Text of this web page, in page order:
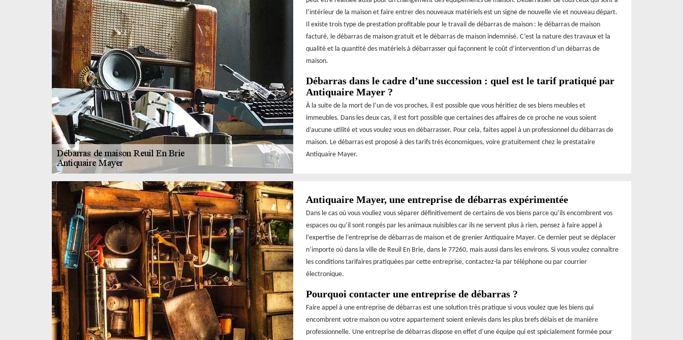
l’intérieur de la maison et faire entrer des nouveaux matériels est un signe de nouvelle vie et nouveau départ.
Il existe trois type de prestation profitable pour le travail de débarras de maison : le débarras de maison
facturé, le débarras de maison gratuit et le débarras de maison indemnisé. C’est la nature des travaux et la
qualité et la quantité des matériels à débarrasser qui façonnent le coût d’intervention d’un débarras de
maison.
Débarras dans le cadre d’une succession : quel est le tarif pratiqué par
Antiquaire Mayer ?
À la suite de la mort de l’un de vos proches, il est possible que vous héritiez de ses biens meubles et
immeubles. Dans les deux cas, il est fort possible que certaines des affaires de ce proche ne vous soient
d’aucune utilité et vous voulez vous en débarrasser. Pour cela, faites appel à un professionnel du débarras de
maison. Le débarras est proposé à des tarifs très économiques, voire gratuitement chez le prestataire
Antiquaire Mayer.
Antiquaire Mayer, une entreprise de débarras expérimentée
Dans le cas où vous vouliez vous séparer définitivement de certains de vos biens parce qu’ils encombrent vos
espaces ou qu’il sont rongés par les animaux nuisibles car ils ne servent plus à rien, pensez à faire appel à
l’expertise de l’entreprise de débarras de maison et de grenier Antiquaire Mayer. Ce dernier peut se déplacer
n’importe où dans la ville de Reuil En Brie, dans le 77260, mais aussi dans les environs. Si vous voulez connaître
les conditions tarifaires pratiquées par cette entreprise, contactez-la par téléphone ou par courrier
électronique.
Pourquoi contacter une entreprise de débarras ?
Faire appel à une entreprise de débarras est une solution très pratique si vous voulez que les biens qui
encombrent votre maison ou votre appartement soient enlevés dans les plus brefs délais et de manière
professionnelle. Une entreprise de débarras dispose en effet d’une équipe qui est spécialement formée pour